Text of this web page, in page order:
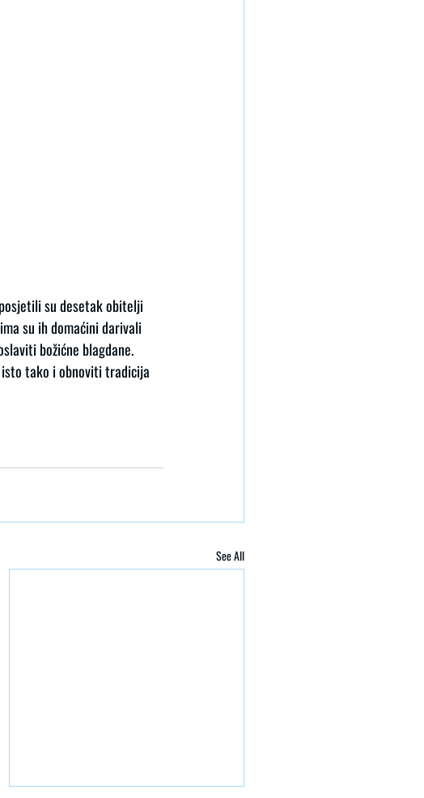
su desetak obitelji
su ih domaćini darivali
božićne blagdane.
tako i obnoviti tradicija
See All